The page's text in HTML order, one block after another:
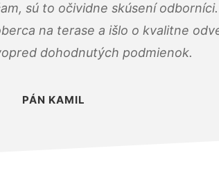
sú to očividne skúsení
na terase a išlo o kvalitne
dohodnutých podmienok.
PÁN KAMIL